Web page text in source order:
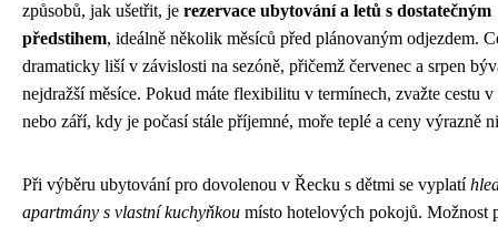
způsobů, jak ušetřit, je rezervace ubytování a letů s dostatečným
předstihem, ideálně několik měsíců před plánovaným odjezdem.
dramaticky liší v závislosti na sezóně, přičemž červenec a srpen
nejdražší měsíce. Pokud máte flexibilitu v termínech, zvažte cestu v
nebo září, kdy je počasí stále příjemné, moře teplé a ceny výrazně
Při výběru ubytování pro dovolenou v Řecku s dětmi se vyplatí
apartmány s vlastní kuchyňkou místo hotelových pokojů. Možnost